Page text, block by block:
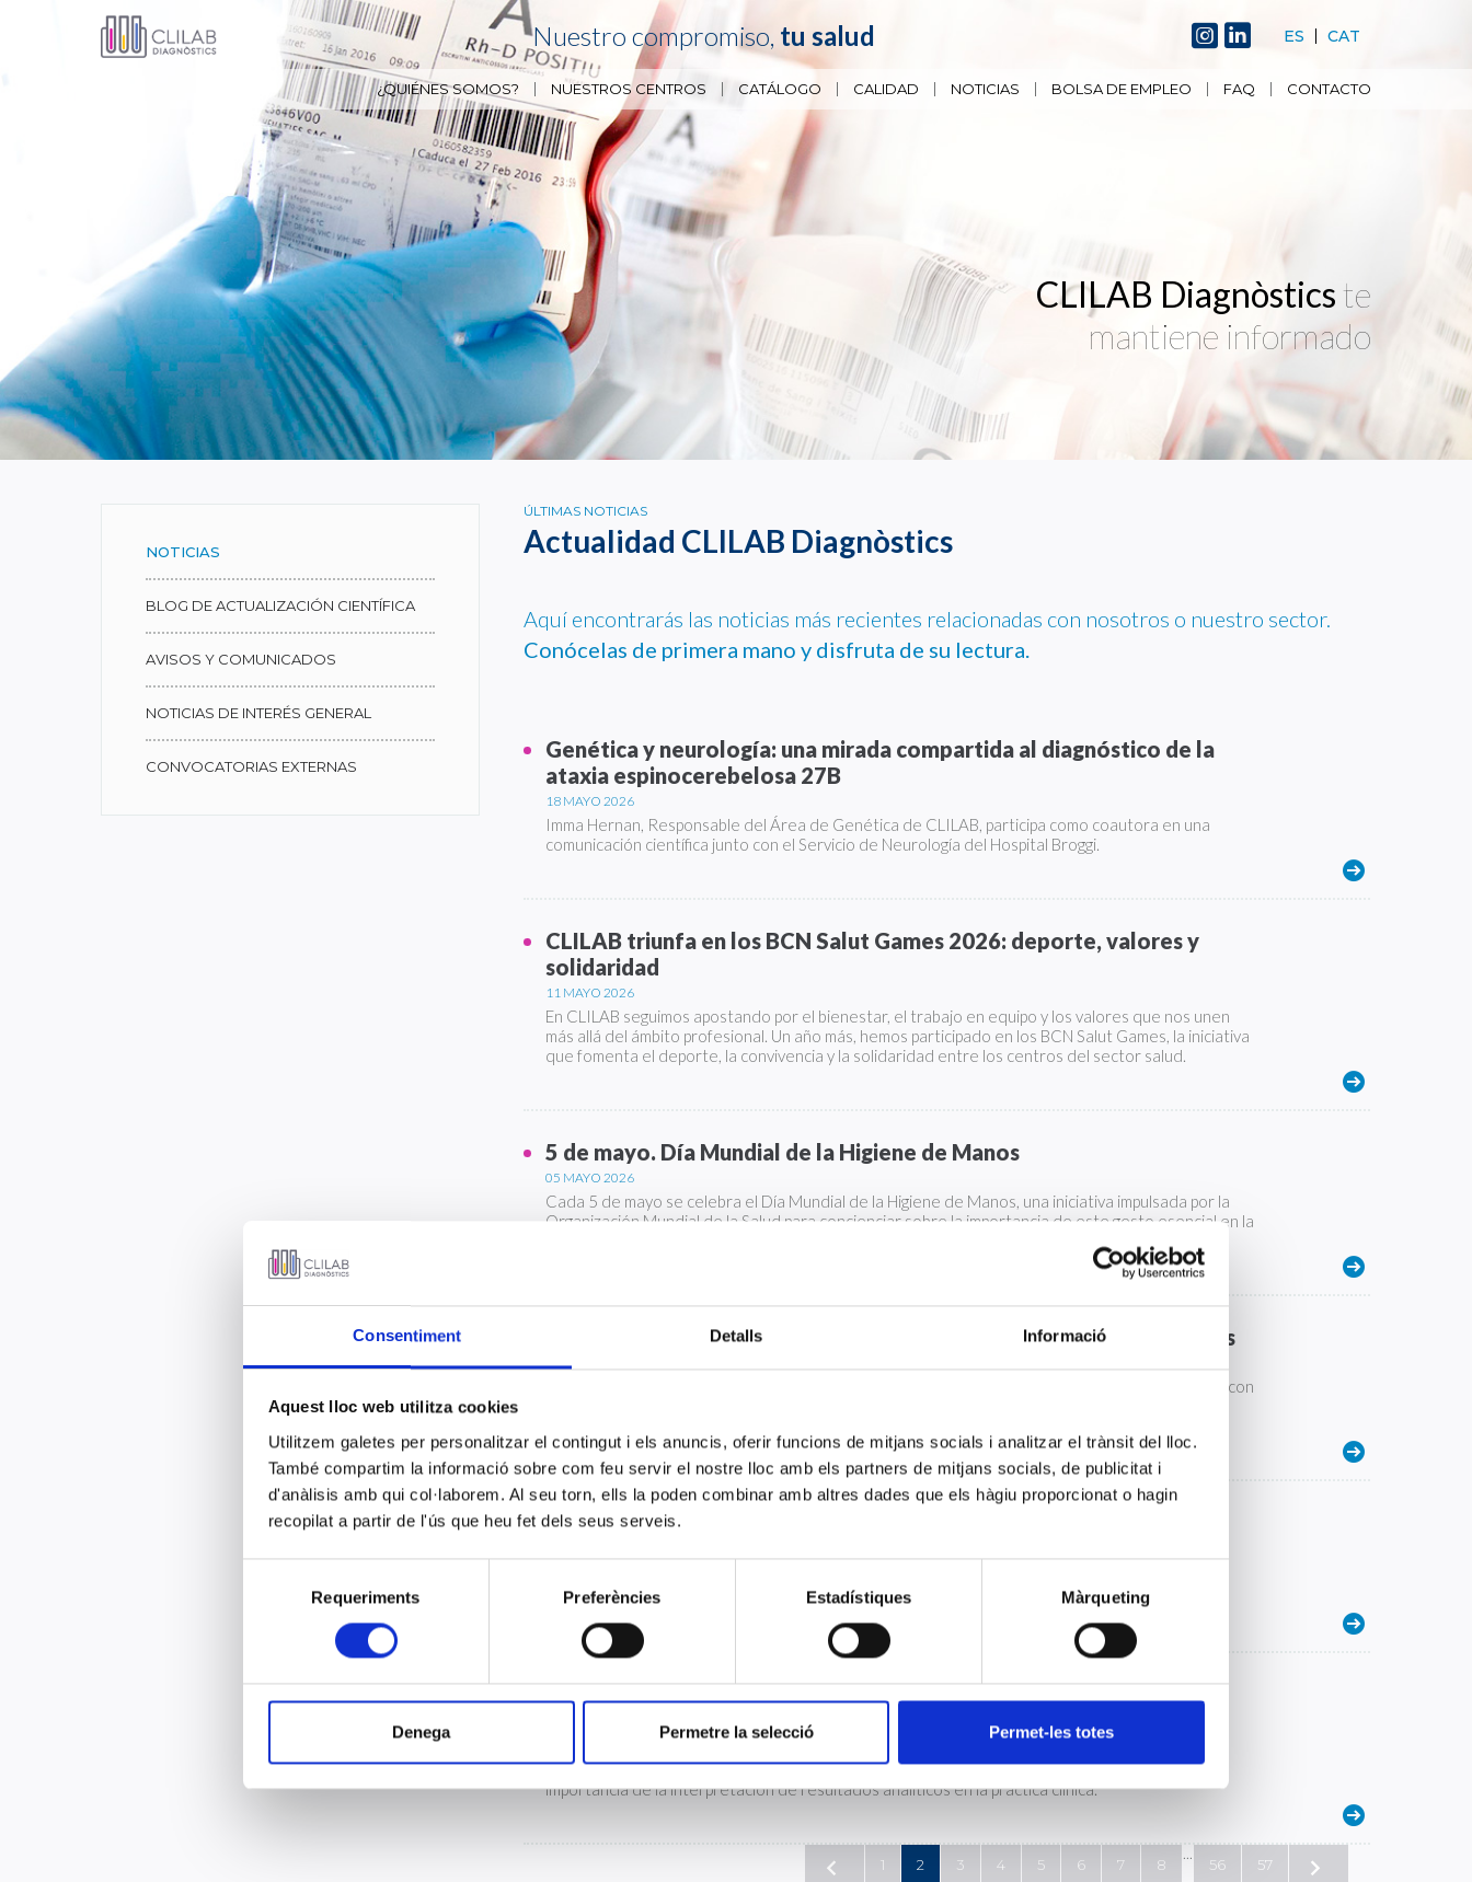
Consentiment Detalls Informació
Aquest lloc web utilitza cookies
Utilitzem galetes per personalitzar el contingut i els anuncis, oferir funcions de mitjans socials i analitzar el trànsit del lloc.
També compartim la informació sobre com feu servir el nostre lloc amb els partners de mitjans socials, de publicitat i
d'anàlisis amb qui col·laborem. Al seu torn, ells la poden combinar amb altres dades que els hàgiu proporcionat o hagin
recopilat a partir de l'ús que heu fet dels seus serveis.
consentiment
Requeriments Preferències Estadístiques Màrqueting
Denega Permetre la selecció Permet-les totes
Nuestro compromiso, tu salud ES CAT
¿QUIÉNES SOMOS? NUESTROS CENTROS CATÁLOGO CALIDAD NOTICIAS BOLSA DE EMPLEO FAQ CONTACTO
CLILAB Diagnòstics te
mantiene informado
ÚLTIMAS NOTICIAS
Actualidad CLILAB Diagnòstics
Aquí encontrarás las noticias más recientes relacionadas con nosotros o nuestro sector.
Conócelas de primera mano y disfruta de su lectura.
Genética y neurología: una mirada compartida al diagnóstico de la
ataxia espinocerebelosa 27B
18 MAYO 2026
Imma Hernan, Responsable del Área de Genética de CLILAB, participa como coautora en una
comunicación científica junto con el Servicio de Neurología del Hospital Broggi.
CLILAB triunfa en los BCN Salut Games 2026: deporte, valores y
solidaridad
11 MAYO 2026
En CLILAB seguimos apostando por el bienestar, el trabajo en equipo y los valores que nos unen
más allá del ámbito profesional. Un año más, hemos participado en los BCN Salut Games, la iniciativa
que fomenta el deporte, la convivencia y la solidaridad entre los centros del sector salud.
5 de mayo. Día Mundial de la Higiene de Manos
05 MAYO 2026
Cada 5 de mayo se celebra el Día Mundial de la Higiene de Manos, una iniciativa impulsada por la
Organización Mundial de la Salud para concienciar sobre la importancia de este gesto esencial en la
Criterios de revisión al microscopio en los laboratorios de urgencias
27 ABRIL 2026
Las profesionales de CLILAB, Sandra Espinosa Romagosa y Judit Jaén, han elaborado un póster con
Participación de CLILAB en el V Congreso Nacional de Técnicos
CLILAB presenta dos pósteres científicos en un congreso de referencia del sector sanitario
Casos prácticos en interpretación de análisis clínicos: el papel del
laboratorio en la toma de decisiones
Profesionales de CLILAB participan como ponentes en un curso del COFB, destacando la
importancia de la interpretación de resultados analíticos en la práctica clínica.
1 2 3 4 5 6 7 8
...
56 57
NOTICIAS
BLOG DE ACTUALIZACIÓN CIENTÍFICA
AVISOS Y COMUNICADOS
NOTICIAS DE INTERÉS GENERAL
CONVOCATORIAS EXTERNAS